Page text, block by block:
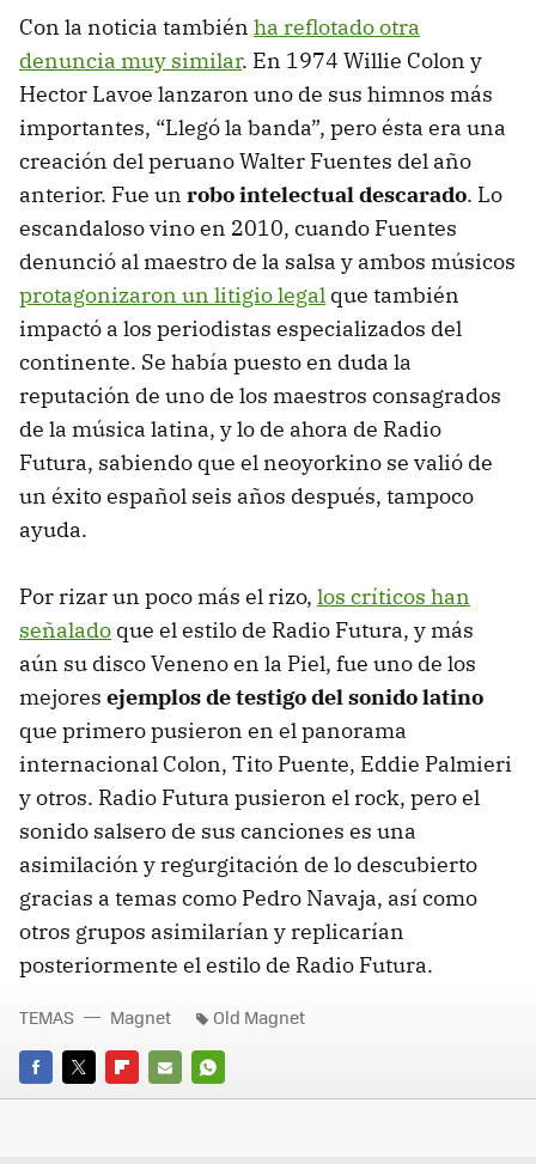
Con la noticia también ha reflotado otra
denuncia muy similar. En 1974 Willie Colon y
Hector Lavoe lanzaron uno de sus himnos más
importantes, “Llegó la banda”, pero ésta era una
creación del peruano Walter Fuentes del año
anterior. Fue un robo intelectual descarado. Lo
escandaloso vino en 2010, cuando Fuentes
denunció al maestro de la salsa y ambos músicos
protagonizaron un litigio legal que también
impactó a los periodistas especializados del
continente. Se había puesto en duda la
reputación de uno de los maestros consagrados
de la música latina, y lo de ahora de Radio
Futura, sabiendo que el neoyorkino se valió de
un éxito español seis años después, tampoco
ayuda.
Por rizar un poco más el rizo, los críticos han
señalado que el estilo de Radio Futura, y más
aún su disco Veneno en la Piel, fue uno de los
mejores ejemplos de testigo del sonido latino
que primero pusieron en el panorama
internacional Colon, Tito Puente, Eddie Palmieri
y otros. Radio Futura pusieron el rock, pero el
sonido salsero de sus canciones es una
asimilación y regurgitación de lo descubierto
gracias a temas como Pedro Navaja, así como
otros grupos asimilarían y replicarían
posteriormente el estilo de Radio Futura.
FACEBOOK
TWITTERFLIPBOARD
E-
WHATSAPP
TEMAS Magnet Old Magnet